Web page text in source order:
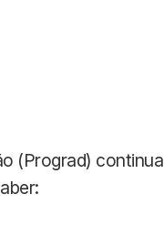
(Prograd) continua